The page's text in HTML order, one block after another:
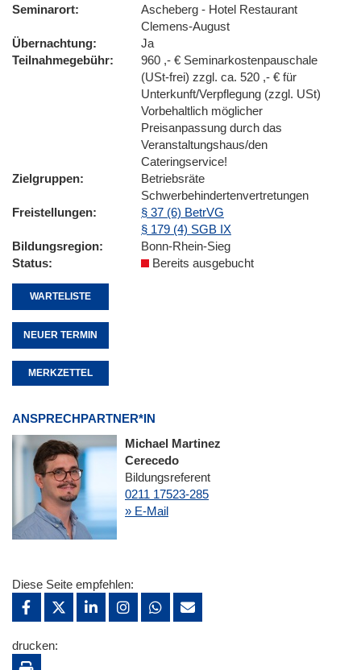
Seminarort
Ascheberg - Hotel Restaurant
Clemens-August
Übernachtung
Ja
Teilnahmegebühr
960 ,- € Seminarkostenpauschale
(USt-frei) zzgl. ca. 520 ,- € für
Unterkunft/Verpflegung (zzgl. USt)
Vorbehaltlich möglicher
Preisanpassung durch das
Veranstaltungshaus/den
Cateringservice!
Zielgruppen
Betriebsräte
Schwerbehindertenvertretungen
Freistellungen
§ 37 (6) BetrVG
§ 179 (4) SGB IX
Bildungsregion
Bonn-Rhein-Sieg
Status
Bereits ausgebucht
WARTELISTE
NEUER TERMIN
MERKZETTEL
ANSPRECHPARTNER*IN
Michael Martinez
Cerecedo
Bildungsreferent
0211 17523-285
» E-Mail
Diese Seite empfehlen:
drucken: